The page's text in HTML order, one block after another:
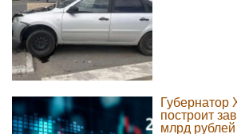
Губернатор
построит
млрд рублей